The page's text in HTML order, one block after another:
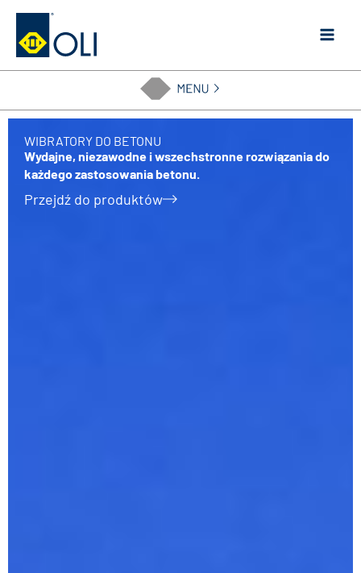
treści
WIBRATORY DO BETONU
Wydajne, niezawodne i wszechstronne rozwiązania do
każdego zastosowania betonu.
Przejdź do produktów